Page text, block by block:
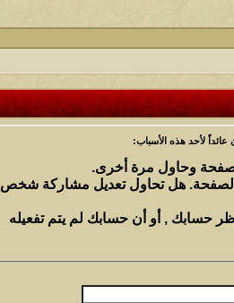
لأحد هذه الأسباب:
وحاول مرة أخرى.
الصفحة. هل تحاول تعديل مشاركة شخص
حسابك , أو أن حسابك لم يتم تفعيله